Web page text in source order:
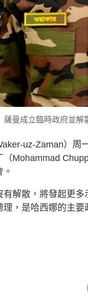
薩曼成立臨時政府並解
uz-Zaman）
Mohammad
解散，將發起更
，是哈西娜的主要